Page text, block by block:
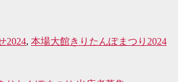
2024, 本場大館きりたんぽまつり2024